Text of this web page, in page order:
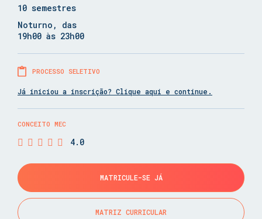
10 semestres
Noturno, das
19h00 às 23h00
PROCESSO SELETIVO
Já iniciou a inscrição? Clique aqui e continue.
CONCEITO MEC
4.0
MATRICULE-SE JÁ
MATRIZ CURRICULAR